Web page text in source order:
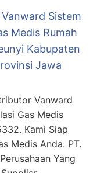
Sistem
Medis Rumah
Kabupaten
Jawa
Vanward
Gas Medis
Kami Siap
Medis Anda. PT.
Yang